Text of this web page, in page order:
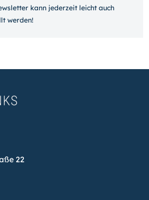
kann jeder­zeit leicht auch
werden!
22